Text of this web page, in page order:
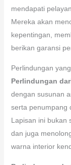
mendapati
Mereka akan
kepentingan,
berikan garansi
Perlindungan
Perlindungan
dengan susunan
serta penumpang
Lapisan ini bukan
dan juga
warna interior